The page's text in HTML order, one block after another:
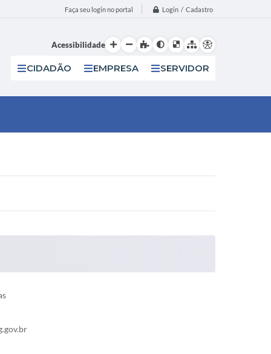
Faça seu login no portal Login / Cadastro
Acessibilidade
CIDADÃO EMPRESA SERVIDOR